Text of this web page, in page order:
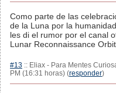
Como parte de las
de la Luna por la
les di el rumor por el canal
Lunar Reconnaissance
#13 :: Eliax - Para Mentes
PM (16:31 horas) (responder)